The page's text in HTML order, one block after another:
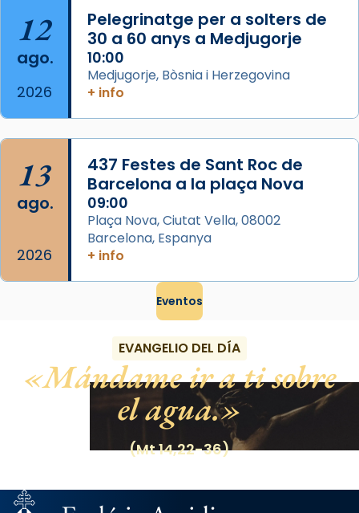
Foto
View on Facebook ·
12
ago.
2026
Pelegrinatge per a solters de
30 a 60 anys a Medjugorje
10:00
Medjugorje, Bòsnia i Herzegovina
+ info
13
ago.
2026
437 Festes de Sant Roc de
Barcelona a la plaça Nova
09:00
Plaça Nova, Ciutat Vella, 08002
Barcelona, Espanya
+ info
Eventos
EVANGELIO DEL DÍA
Mándame ir a ti sobre
el agua.
(Mt 14,22-36)